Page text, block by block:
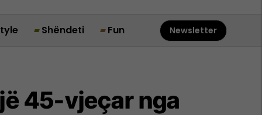
Shëndeti Fun Newsletter
45-vjeçar nga